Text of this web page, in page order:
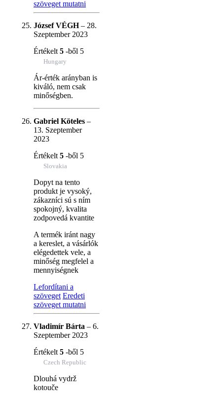
szöveget mutatni
József VÉGH – 28.
Szeptember 2023
Értékelt 5 -ből 5
Hungary
Ár-érték arányban is
kiváló, nem csak
minőségben.
Gabriel Köteles –
13. Szeptember
2023
Értékelt 5 -ből 5
Slovakia
Dopyt na tento
produkt je vysoký,
zákazníci sú s ním
spokojný, kvalita
zodpovedá kvantite
A termék iránt nagy
a kereslet, a vásárlók
elégedettek vele, a
minőség megfelel a
mennyiségnek
Lefordítani a
szöveget Eredeti
szöveget mutatni
Vladimír Bárta – 6.
Szeptember 2023
Értékelt 5 -ből 5
Czech Republic
Dlouhá vydrž
kotouče